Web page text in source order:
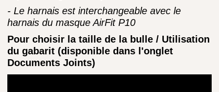
- Le harnais est interchangeable avec le
harnais du masqueAirFit P10
Pour choisir la taille de la bulle / Utilisation
du gabarit (disponible dans l'onglet
Documents Joints)